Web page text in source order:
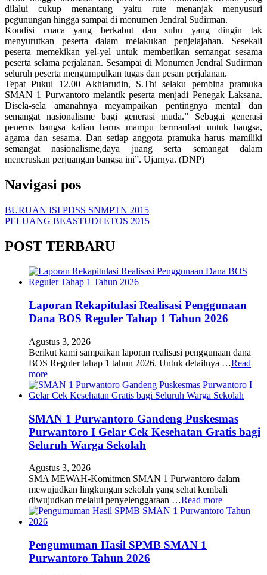
dilalui cukup menantang yaitu rute menanjak menyusuri
pegunungan hingga sampai di monumen Jendral Sudirman.
Kondisi cuaca yang berkabut dan suhu yang dingin tak
menyurutkan peserta dalam melakukan penjelajahan. Sesekali
peserta memekikan yel-yel untuk memberikan semangat sesama
peserta selama perjalanan. Sesampai di Monumen Jendral Sudirman
seluruh peserta mengumpulkan tugas dan pesan perjalanan.
Tepat Pukul 12.00 Akhiarudin, S.Thi selaku pembina pramuka
SMAN 1 Purwantoro melantik peserta menjadi Penegak Laksana.
Disela-sela amanahnya meyampaikan pentingnya mental dan
semangat nasionalisme bagi generasi muda.” Sebagai generasi
penerus bangsa kalian harus mampu bermanfaat untuk bangsa,
agama dan sesama. Dan setiap anggota pramuka harus mamiliki
semangat nasionalisme,daya juang serta semangat dalam
meneruskan perjuangan bangsa ini”. Ujarnya. (DNP)
Navigasi pos
BURUAN ISI PDSS SNMPTN 2015
PELUANG BEASTUDI ETOS 2015
POST TERBARU
Laporan Rekapitulasi Realisasi Penggunaan
Dana BOS Reguler Tahap 1 Tahun 2026
Agustus 3, 2026
Berikut kami sampaikan laporan realisasi penggunaan dana
BOS Reguler tahap 1 tahun 2026. Untuk detailnya …Read
more
SMAN 1 Purwantoro Gandeng Puskesmas
Purwantoro I Gelar Cek Kesehatan Gratis bagi
Seluruh Warga Sekolah
Agustus 3, 2026
SMA MEWAH-Komitmen SMAN 1 Purwantoro dalam
mewujudkan lingkungan sekolah yang sehat kembali
diwujudkan melalui penyelenggaraan …Read more
Pengumuman Hasil SPMB SMAN 1
Purwantoro Tahun 2026